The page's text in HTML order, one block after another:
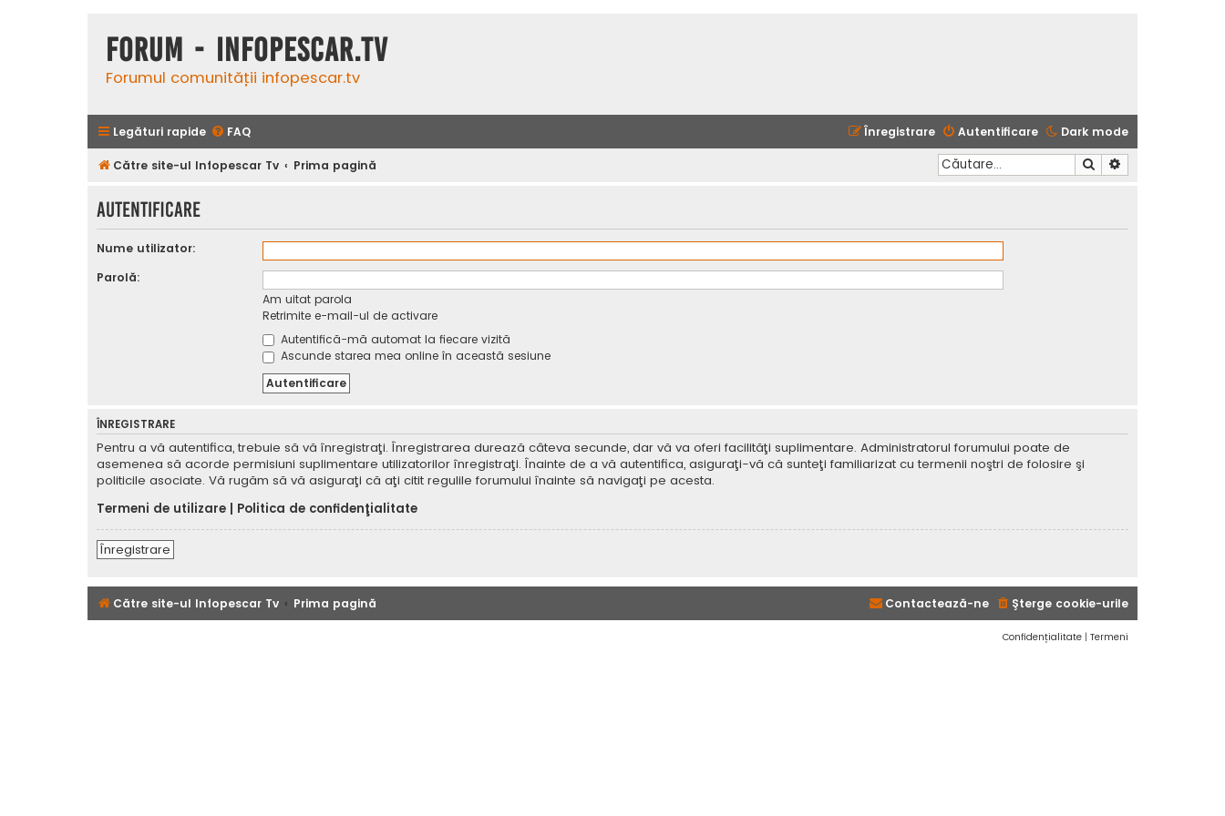
Forum - InfoPescar.Tv
Forumul comunității infopescar.tv
Legături rapide Dark mode
FAQ Autentificare
Înregistrare
Către site-ul Infopescar Tv Prima pagină Căutare
Autentificare
Nume utilizator:
Parolă:
Am uitat parola
Retrimite e-mail-ul de activare
Autentifică-mă automat la fiecare vizită
Ascunde starea mea online în această sesiune
ÎNREGISTRARE
Pentru a vă autentifica, trebuie să vă înregistraţi. Înregistrarea durează câteva secunde, dar vă va oferi facilităţi suplimentare. Administratorul forumului poate de
asemenea să acorde permisiuni suplimentare utilizatorilor înregistraţi. Înainte de a vă autentifica, asiguraţi-vă că sunteţi familiarizat cu termenii noştri de folosire şi
politicile asociate. Vă rugăm să vă asiguraţi că aţi citit regulile forumului înainte să navigaţi pe acesta.
Termeni de utilizare
Politica de confidenţialitate
Înregistrare
Către site-ul Infopescar Tv Prima pagină Şterge cookie-urile
Contactează-ne
Confidențialitate | Termeni